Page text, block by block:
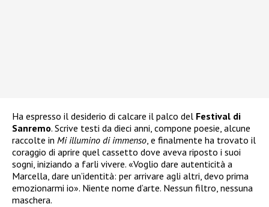
Ha espresso il desiderio di calcare il palco del Festival di
Sanremo. Scrive testi da dieci anni, compone poesie, alcune
raccolte in Mi illumino di immenso, e finalmente ha trovato il
coraggio di aprire quel cassetto dove aveva riposto i suoi
sogni, iniziando a farli vivere. «Voglio dare autenticità a
Marcella, dare un’identità: per arrivare agli altri, devo prima
emozionarmi io». Niente nome d’arte. Nessun filtro, nessuna
maschera.